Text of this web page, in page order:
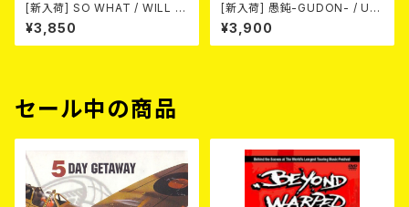
[新入荷] SO WHAT / WILL N
OHING WILL T-SHIRT BLA
CK (size:L)
¥3,850
[新入荷] 愚鈍-GUDON- / US
A TOUR 2026 T-shirt (XXL
& XXXL)
¥3,900
セール中の商品